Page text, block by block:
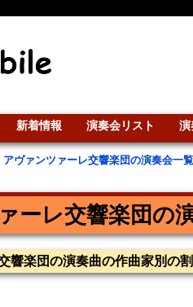
新着情報 演奏会リスト 演
アヴァンツァーレ交響楽団の演奏会一覧
ーレ交響楽団の
響楽団の演奏曲の作曲家別の